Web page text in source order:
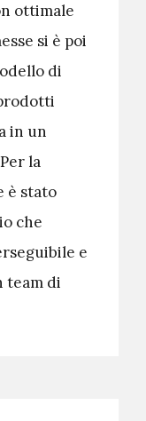
ottimale
si è poi
di
in un
la
è stato
che
e
team di